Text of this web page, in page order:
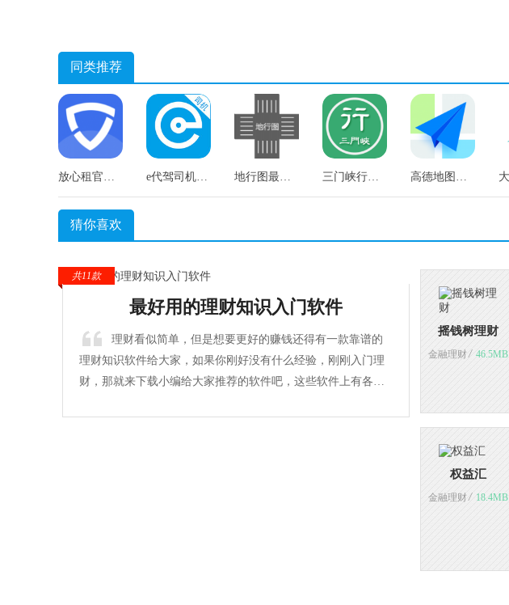
同类推荐
放心租官方版 e代驾司机端安卓直装版 地行图最新免费版 三门峡行安卓免费版 高德地图安卓直装版
猜你喜欢
共11款
最好用的理财知识入门软件
理财看似简单，但是想要更好的赚钱还得有一款靠谱的
理财知识软件给大家，如果你刚好没有什么经验，刚刚入门理
财，那就来下载小编给大家推荐的软件吧，这些软件上有各行
摇钱树理财
金融理财/ 46.5MB
权益汇
金融理财/ 18.4MB